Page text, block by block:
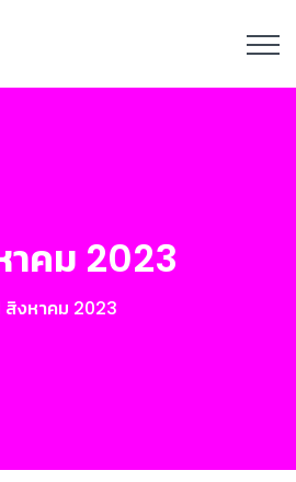
าคม 2023
สิงหาคม 2023